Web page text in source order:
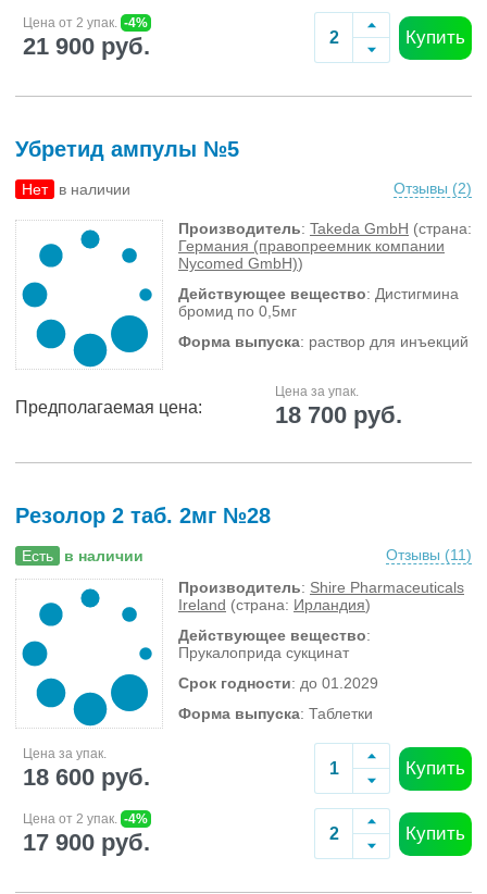
Цена от 2 упак. -4%
21 900 руб. Купить
Убретид ампулы №5
Нет в наличии Отзывы (2)
Производитель: Takeda GmbH (страна:
Германия (правопреемник компании
Nycomed GmbH))
Действующее вещество: Дистигмина
бромид по 0,5мг
Форма выпуска: раствор для инъекций
Предполагаемая цена:
Цена за упак.
18 700 руб.
Резолор 2 таб. 2мг №28
Есть в наличии Отзывы (11)
Производитель: Shire Pharmaceuticals
Ireland (страна: Ирландия)
Действующее вещество:
Прукалоприда сукцинат
Срок годности: до 01.2029
Форма выпуска: Таблетки
Цена за упак.
18 600 руб. Купить
Цена от 2 упак. -4%
17 900 руб. Купить